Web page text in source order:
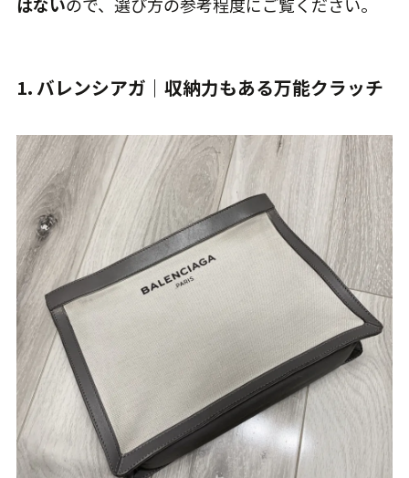
1. バレンシアガ｜収納力もある万能クラッチ